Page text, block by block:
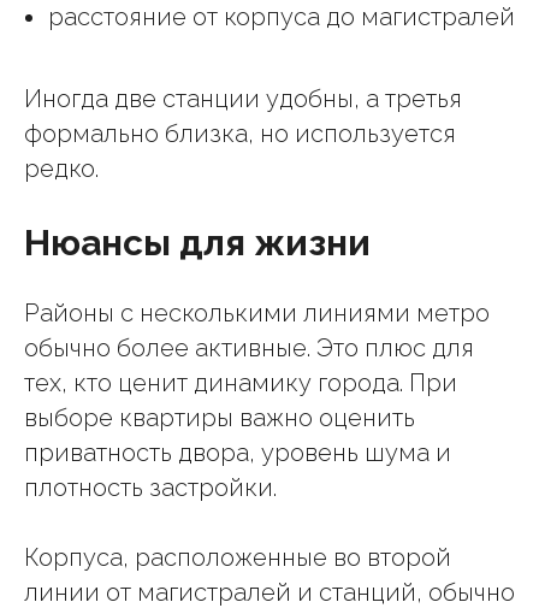
расстояние от корпуса до магистралей
Иногда две станции удобны, а третья
формально близка, но используется
редко.
Нюансы для жизни
Районы с несколькими линиями метро
обычно более активные. Это плюс для
тех, кто ценит динамику города. При
выборе квартиры важно оценить
приватность двора, уровень шума и
плотность застройки.
Корпуса, расположенные во второй
линии от магистралей и станций, обычно